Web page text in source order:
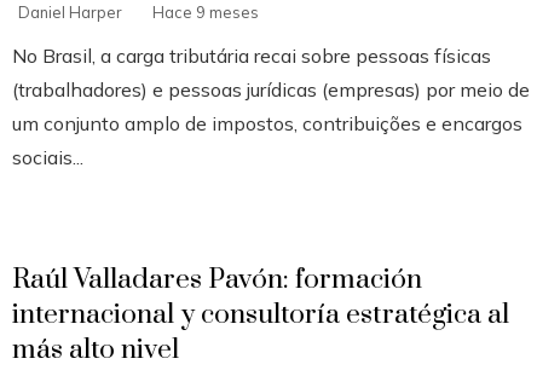
Daniel Harper Hace 9 meses
No Brasil, a carga tributária recai sobre pessoas físicas
(trabalhadores) e pessoas jurídicas (empresas) por meio de
um conjunto amplo de impostos, contribuições e encargos
sociais...
Raúl Valladares Pavón: formación
internacional y consultoría estratégica al
más alto nivel